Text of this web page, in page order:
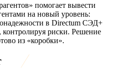
помогает вывести
на новый уровень:
в Directum СЭД+
риски. Решение
из «коробки».